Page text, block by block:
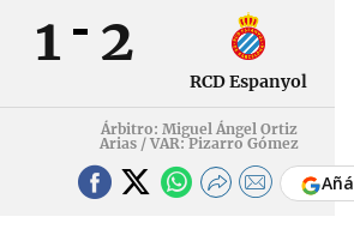
1 2
RCD Espanyol
Árbitro: Miguel Ángel Ortiz
Arias / VAR: Pizarro Gómez